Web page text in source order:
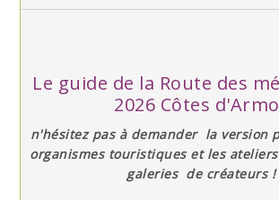
Le guide de la Route des
2026 Côtes
n'hésitez pas à demander la version
organismes touristiques et les
galeries de créateurs !